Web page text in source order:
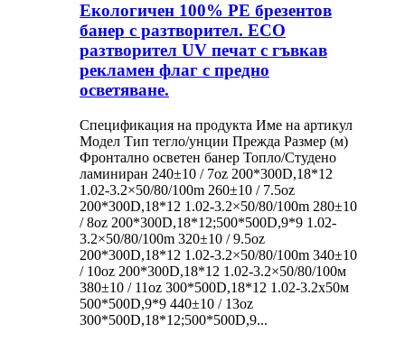
Екологичен 100% PE брезентов
банер с разтворител. ECO
разтворител UV печат с гъвкав
рекламен флаг с предно
осветяване.
Спецификация на продукта Име на артикул
Модел Тип тегло/унции Прежда Размер (м)
Фронтално осветен банер Топло/Студено
ламиниран 240±10 / 7oz 200*300D,18*12
1.02-3.2×50/80/100m 260±10 / 7.5oz
200*300D,18*12 1.02-3.2×50/80/100m 280±10
/ 8oz 200*300D,18*12;500*500D,9*9 1.02-
3.2×50/80/100m 320±10 / 9.5oz
200*300D,18*12 1.02-3.2×50/80/100m 340±10
/ 10oz 200*300D,18*12 1.02-3.2×50/80/100м
380±10 / 11oz 300*500D,18*12 1.02-3.2x50м
500*500D,9*9 440±10 / 13oz
300*500D,18*12;500*500D,9...